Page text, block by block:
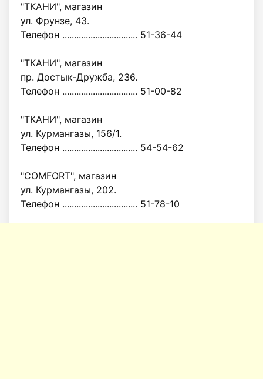
"ТКАНИ", магазин
ул. Фрунзе, 43.
Телефон ................................ 51-36-44
"ТКАНИ", магазин
пр. Достык-Дружба, 236.
Телефон ................................ 51-00-82
"ТКАНИ", магазин
ул. Курмангазы, 156/1.
Телефон ................................ 54-54-62
"COMFORT", магазин
ул. Курмангазы, 202.
Телефон ................................ 51-78-10